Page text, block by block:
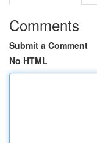
Comments
Submit a Comment
No HTML